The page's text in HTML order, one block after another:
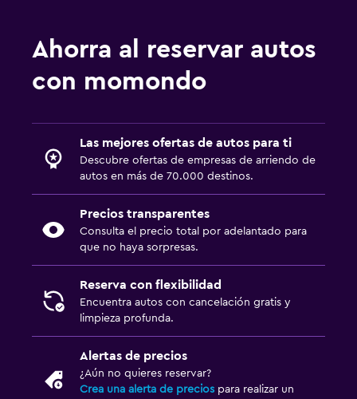
Ahorra al reservar autos
con momondo
Las mejores ofertas de autos para ti
Descubre ofertas de empresas de arriendo de
autos en más de 70.000 destinos.
Precios transparentes
Consulta el precio total por adelantado para
que no haya sorpresas.
Reserva con flexibilidad
Encuentra autos con cancelación gratis y
limpieza profunda.
Alertas de precios
¿Aún no quieres reservar?
Crea una alerta de precios para realizar un